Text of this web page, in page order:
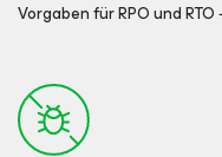
Vorgaben für RPO und